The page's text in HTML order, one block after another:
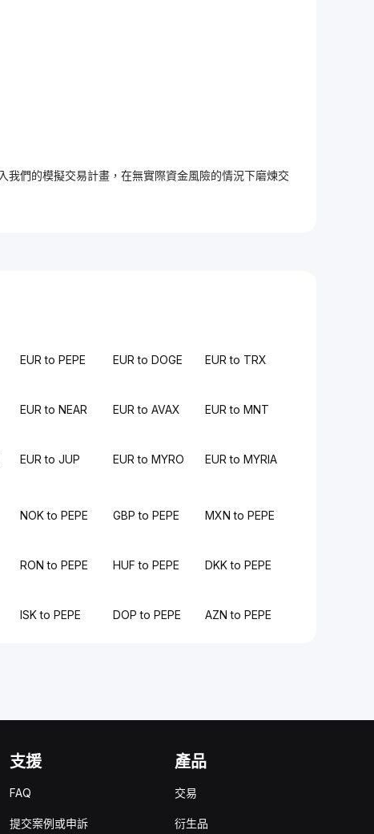
們的模擬交易計畫，在無實際資金風險的情況下磨煉交
EUR to PEPE EUR to DOGE EUR to TRX
EUR to NEAR EUR to AVAX EUR to MNT
EUR to JUP EUR to MYRO EUR to MYRIA
NOK to PEPE GBP to PEPE MXN to PEPE
RON to PEPE HUF to PEPE DKK to PEPE
ISK to PEPE DOP to PEPE AZN to PEPE
支援
FAQ
提交案例或申訴
產品
交易
衍生品